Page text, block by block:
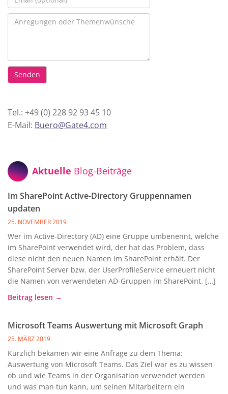
Tel.: +49 (0) 228 92 93 45 10
E-Mail: Buero@Gate4.com
Aktuelle Blog-Beiträge
Im SharePoint Active-Directory Gruppennamen
updaten
25. NOVEMBER 2019
Wer im Active-Directory (AD) eine Gruppe umbenennt, welche
im SharePoint verwendet wird, der hat das Problem, dass
diese nicht den neuen Namen im SharePoint erhält. Der
SharePoint Server bzw. der UserProfileService erneuert nicht
die Namen von verwendeten AD-Gruppen im SharePoint. […]
Beitrag lesen →
Microsoft Teams Auswertung mit Microsoft Graph
25. MÄRZ 2019
Kürzlich bekamen wir eine Anfrage zu dem Thema:
Auswertung von Microsoft Teams. Das Ziel war es zu wissen
ob und wie Teams in der Organisation verwendet werden
und was man tun kann, um seinen Mitarbeitern ein